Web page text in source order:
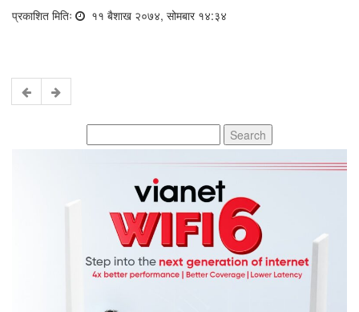
प्रकाशित मितिः ११ बैशाख २०७४, सोमबार १४:३४
for: